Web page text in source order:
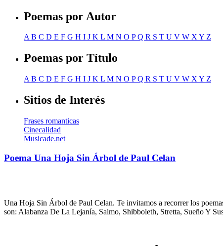
Poemas por Autor
AB C D E F G H I J K L M N O PQ R S T U V W XY Z
Poemas por Título
A B C D E F G H I J K L M N O PQ R S T U V W X Y Z
Sitios de Interés
Frases romanticas
Cinecalidad
Musicade.net
Poema Una Hoja Sin Árbol de Paul Celan
Una Hoja Sin Árbol de Paul Celan. Te invitamos a recorrer los
son: Alabanza De La Lejanía, Salmo, Shibboleth, Stretta, Sueño Y